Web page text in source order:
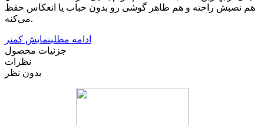
هم نصبش راحته و هم ظاهر گوشی رو بدون حباب یا انعکاس حفظ
می‌کنه.
ادامه مطلبنمایش کمتر
جزئیات محصول
نظرات
بدون نظر